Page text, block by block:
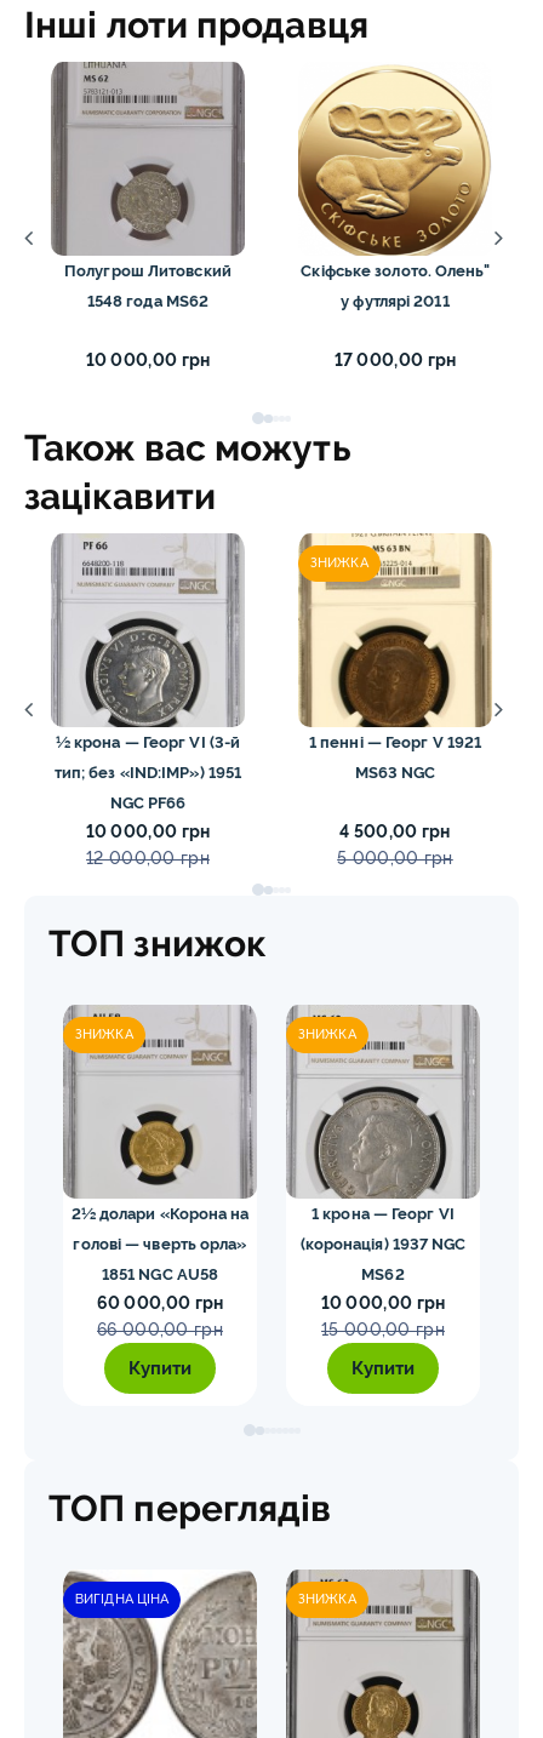
Інші лоти продавця
Полугрош Литовский
1548 года MS62
10 000,00 грн
Скіфське золото. Олень"
у футлярі 2011
17 000,00 грн
Також вас можуть
зацікавити
½ крона — Георг VI (3-й
тип; без «IND:IMP») 1951
NGC PF66
10 000,00 грн
12 000,00 грн
ЗНИЖКА
1 пенні — Георг V 1921
MS63 NGC
4 500,00 грн
5 000,00 грн
ТОП знижок
ЗНИЖКА
2½ долари «Корона на
голові — чверть орла»
1851 NGC AU58
60 000,00 грн
66 000,00 грн
Купити
ЗНИЖКА
1 крона — Георг VI
(коронація) 1937 NGC
MS62
10 000,00 грн
15 000,00 грн
Купити
ТОП переглядів
ВИГІДНА ЦІНА ЗНИЖКА